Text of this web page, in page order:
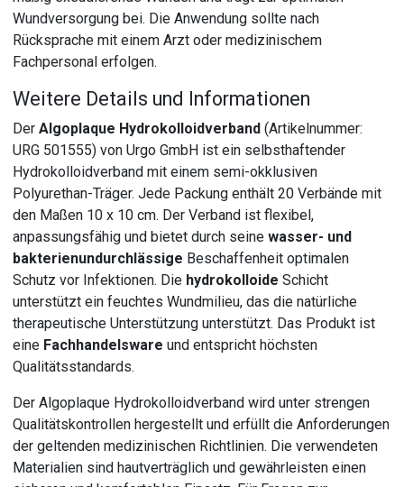
Wundversorgung bei. Die Anwendung sollte nach
Rücksprache mit einem Arzt oder medizinischem
Fachpersonal erfolgen.
Weitere Details und Informationen
DerAlgoplaque Hydrokolloidverband (Artikelnummer:
URG 501555) von Urgo GmbH ist ein selbsthaftender
Hydrokolloidverband mit einem semi-okklusiven
Polyurethan-Träger. Jede Packung enthält 20 Verbände mit
den Maßen 10 x 10 cm. Der Verband ist flexibel,
anpassungsfähig und bietet durch seinewasser- und
bakterienundurchlässige Beschaffenheit optimalen
Schutz vor Infektionen. Die hydrokolloide Schicht
unterstützt ein feuchtes Wundmilieu, das die natürliche
therapeutische Unterstützung unterstützt. Das Produkt ist
eine Fachhandelsware und entspricht höchsten
Qualitätsstandards.
Der Algoplaque Hydrokolloidverband wird unter strengen
Qualitätskontrollen hergestellt und erfüllt die Anforderungen
der geltenden medizinischen Richtlinien. Die verwendeten
Materialien sind hautverträglich und gewährleisten einen